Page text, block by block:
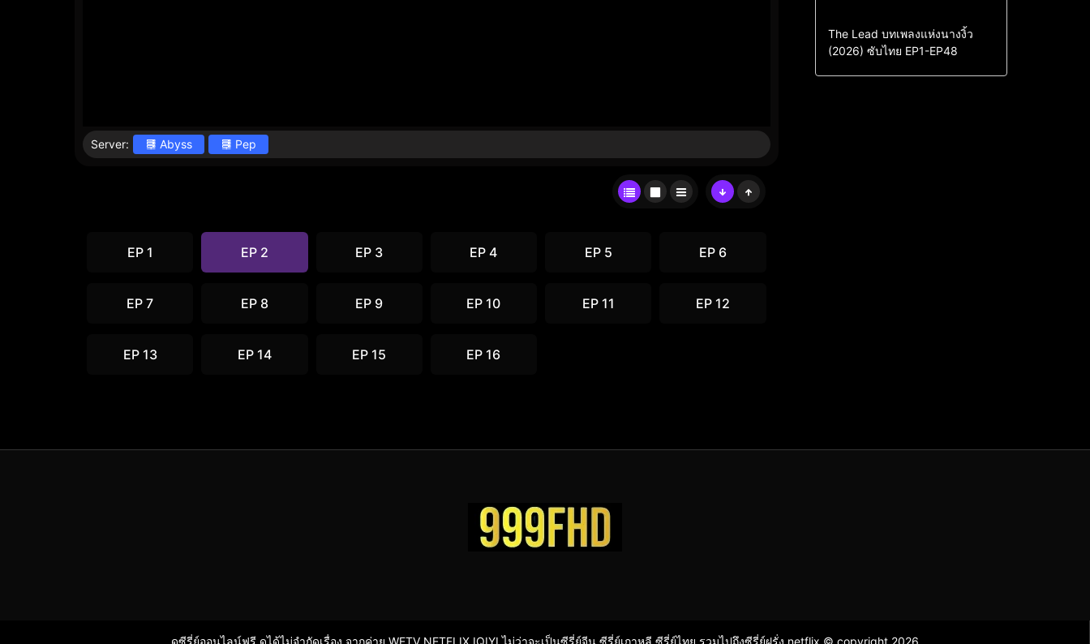
Server: Abyss Pep
EP 1 EP 2 EP 3 EP 4 EP 5 EP 6
EP 7 EP 8 EP 9 EP 10 EP 11 EP 12
EP 13 EP 14 EP 15 EP 16
Drama
ซีรี่ย์จีน
ซีรี่ย์จีนซับไทย
The Lead บทเพลงแห่งนางงิ้ว
(2026) ซับไทย EP1-EP48
ดูซีรี่ย์ออนไลน์ฟรี ดูได้ไม่จำกัดเรื่อง จากค่าย WETV NETFLIX IQIYI ไม่ว่าจะเป็นซีรี่ย์จีน ซีรี่ย์เกาหลี ซีรี่ย์ไทย รวมไปถึงซีรี่ย์ฝรั่ง netflix © copyright 2026